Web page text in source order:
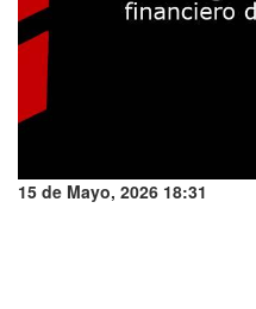
15 de Mayo, 2026 18:31